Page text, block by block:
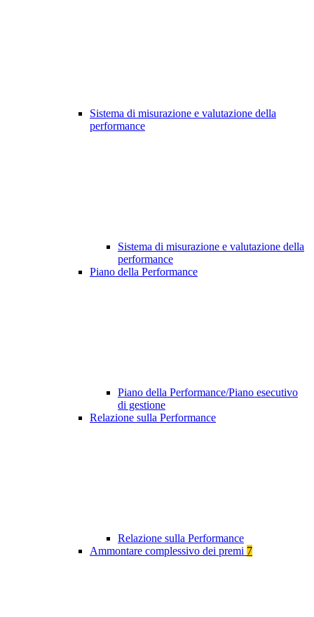
Sistema di misurazione e valutazione della
performance
Sistema di misurazione e valutazione della
performance
Piano della Performance
Piano della Performance/Piano esecutivo
di gestione
Relazione sulla Performance
Relazione sulla Performance
Ammontare complessivo dei premi 7